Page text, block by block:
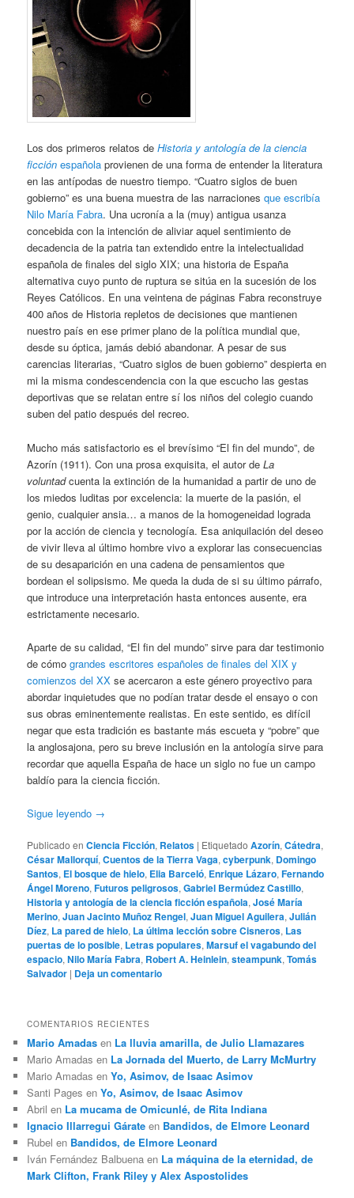
Los dos primeros relatos deHistoria y antología de la ciencia
ficción española provienen de una forma de entender la literatura
en las antípodas de nuestro tiempo. “Cuatro siglos de buen
gobierno” es una buena muestra de las narracionesque escribía
Nilo María Fabra. Una ucronía a la (muy) antigua usanza
concebida con la intención de aliviar aquel sentimiento de
decadencia de la patria tan extendido entre la intelectualidad
española de finales del siglo XIX; una historia de España
alternativa cuyo punto de ruptura se sitúa en la sucesión de los
Reyes Católicos. En una veintena de páginas Fabra reconstruye
400 años de Historia repletos de decisiones que mantienen
nuestro país en ese primer plano de la política mundial que,
desde su óptica, jamás debió abandonar. A pesar de sus
carencias literarias, “Cuatro siglos de buen gobierno” despierta en
mi la misma condescendencia con la que escucho las gestas
deportivas que se relatan entre sí los niños del colegio cuando
suben del patio después del recreo.
Mucho más satisfactorio es el brevísimo “El fin del mundo”, de
Azorín (1911). Con una prosa exquisita, el autor deLa
voluntadcuenta la extinción de la humanidad a partir de uno de
los miedos luditas por excelencia: la muerte de la pasión, el
genio, cualquier ansia… a manos de la homogeneidad lograda
por la acción de ciencia y tecnología. Esa aniquilación del deseo
de vivir lleva al último hombre vivo a explorar las consecuencias
de su desaparición en una cadena de pensamientos que
bordean el solipsismo. Me queda la duda de si su último párrafo,
que introduce una interpretación hasta entonces ausente, era
estrictamente necesario.
Aparte de su calidad, “El fin del mundo” sirve para dar testimonio
de cómograndes escritores españoles de finales del XIX y
comienzos del XX se acercaron a este género proyectivo para
abordar inquietudes que no podían tratar desde el ensayo o con
sus obras eminentemente realistas. En este sentido, es difícil
negar que esta tradición es bastante más escueta y “pobre” que
la anglosajona, pero su breve inclusión en la antología sirve para
recordar que aquella España de hace un siglo no fue un campo
baldío para la ciencia ficción.
Sigue leyendo →
Publicado en Ciencia Ficción, Relatos | Etiquetado Azorín,Cátedra,
César Mallorquí,Cuentos de la Tierra Vaga,cyberpunk, Domingo
Santos, El bosque de hielo, Elia Barceló, Enrique Lázaro,Fernando
Ángel Moreno,Futuros peligrosos,Gabriel Bermúdez Castillo,
Historia y antología de la ciencia ficción española,José María
Merino,Juan Jacinto Muñoz Rengel,Juan Miguel Aguilera,Julián
Díez, La pared de hielo, La última lección sobre Cisneros, Las
puertas de lo posible, Letras populares,Marsuf el vagabundo del
espacio,Nilo María Fabra, Robert A. Heinlein,steampunk,Tomás
Salvador | Deja un comentario
COMENTARIOS RECIENTES
Mario Amadas en La lluvia amarilla, de Julio Llamazares
Mario Amadas en La Jornada del Muerto, de Larry McMurtry
Mario Amadas enYo, Asimov, de Isaac Asimov
Santi Pages enYo, Asimov, de Isaac Asimov
Abril en La mucama de Omicunlé, de Rita Indiana
Ignacio Illarregui Gárate en Bandidos, de Elmore Leonard
Rubel en Bandidos, de Elmore Leonard
Iván Fernández Balbuena en La máquina de la eternidad, de
Mark Clifton, Frank Riley y Alex Aspostolides